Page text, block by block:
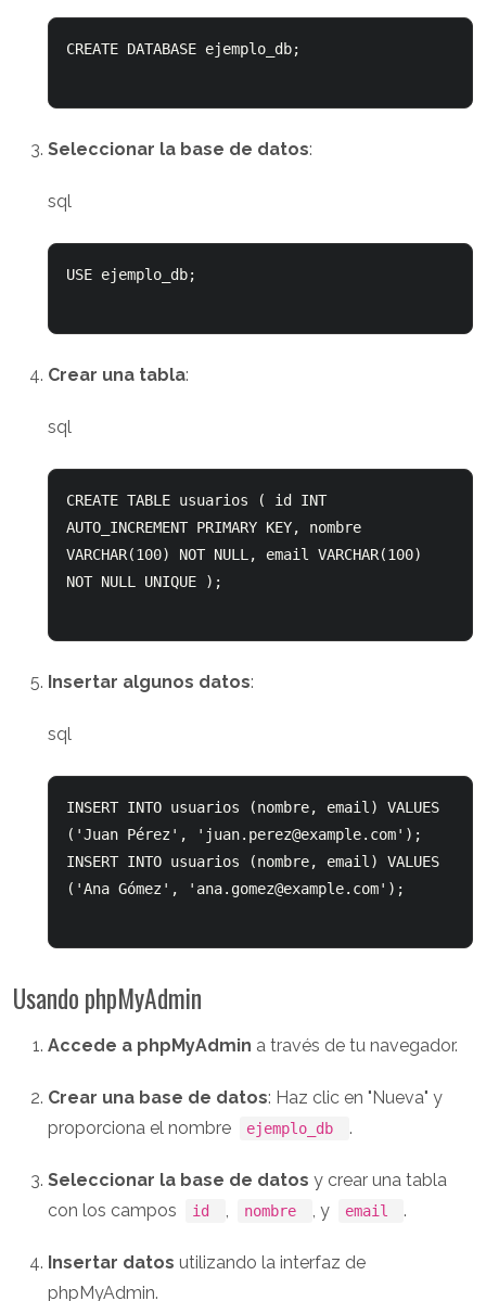
CREATE DATABASE ejemplo_db;
Seleccionar la base de datos:
sql
USE ejemplo_db;
Crear una tabla:
sql
CREATE TABLE usuarios ( id INT
AUTO_INCREMENT PRIMARY KEY, nombre
VARCHAR(100) NOT NULL, email VARCHAR(100)
NOT NULL UNIQUE );
Insertar algunos datos:
sql
INSERT INTO usuarios (nombre, email) VALUES
('Juan Pérez', ' juan.perez@example.com');
INSERT INTO usuarios (nombre, email) VALUES
('Ana Gómez', ' ana.gomez@example.com');
Usando phpMyAdmin
Accede a phpMyAdmin a través de tu navegador.
Crear una base de datos: Haz clic en "Nueva" y
proporciona el nombre
ejemplo_db .
Seleccionar la base de datos y crear una tabla
con los campos
id , nombre , y email .
Insertar datos utilizando la interfaz de
phpMyAdmin.